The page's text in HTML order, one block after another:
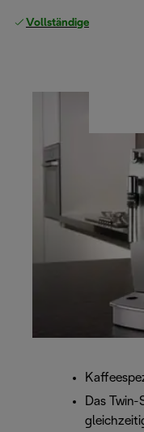
Vollständige
Das